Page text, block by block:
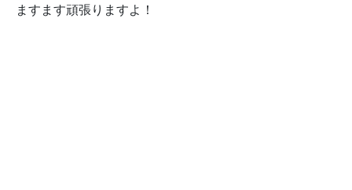
ますます頑張りますよ！